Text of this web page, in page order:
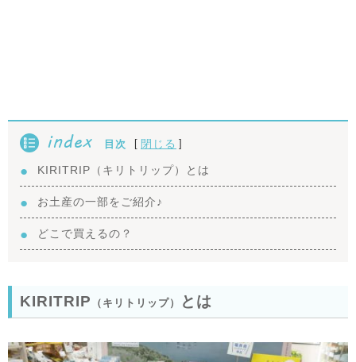
index 目次 [ 閉じる ]
KIRITRIP（キリトリップ）とは
お土産の一部をご紹介♪
どこで買えるの？
KIRITRIP （キリトリップ） とは